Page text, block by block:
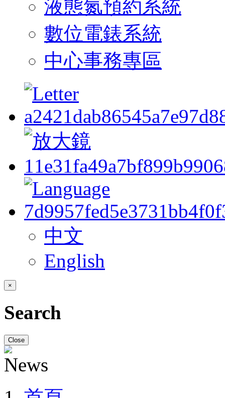
液態氮預約系統
數位電錶系統
中心事務專區
中文
English
×
Search
Close